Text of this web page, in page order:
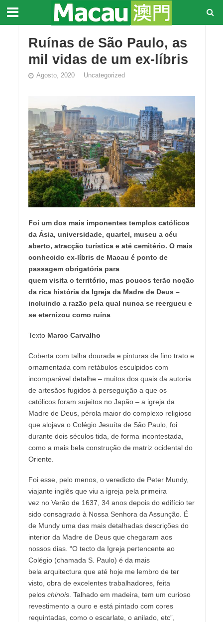
Ruínas de São Paulo, as
mil vidas de um ex-líbris
Agosto, 2020 Uncategorized
Foi um dos mais imponentes templos católicos
da Ásia, universidade, quartel, museu a céu
aberto, atracção turística e até cemitério. O mais
conhecido ex-líbris de Macau é ponto de
passagem obrigatória para
quem visita o território, mas poucos terão noção
da rica história da Igreja da Madre de Deus –
incluindo a razão pela qual nunca se reergueu e
se eternizou como ruína
Texto Marco Carvalho
Coberta com talha dourada e pinturas de fino trato e
ornamentada com retábulos esculpidos com
incomparável detalhe – muitos dos quais da autoria
de artesãos fugidos à perseguição a que os
católicos foram sujeitos no Japão – a igreja da
Madre de Deus, pérola maior do complexo religioso
que alojava o Colégio Jesuíta de São Paulo, foi
durante dois séculos tida, de forma incontestada,
como a mais bela construção de matriz ocidental do
Oriente.
Foi esse, pelo menos, o veredicto de Peter Mundy,
viajante inglês que viu a igreja pela primeira
vez no Verão de 1637, 34 anos depois do edifício ter
sido consagrado à Nossa Senhora da Assunção. É
de Mundy uma das mais detalhadas descrições do
interior da Madre de Deus que chegaram aos
nossos dias. “O tecto da Igreja pertencente ao
Colégio (chamada S. Paulo) é da mais
bela arquitectura que até hoje me lembro de ter
visto, obra de excelentes trabalhadores, feita
pelos chinois. Talhado em madeira, tem um curioso
revestimento a ouro e está pintado com cores
requintadas, como o escarlate, o anilado, etc”,